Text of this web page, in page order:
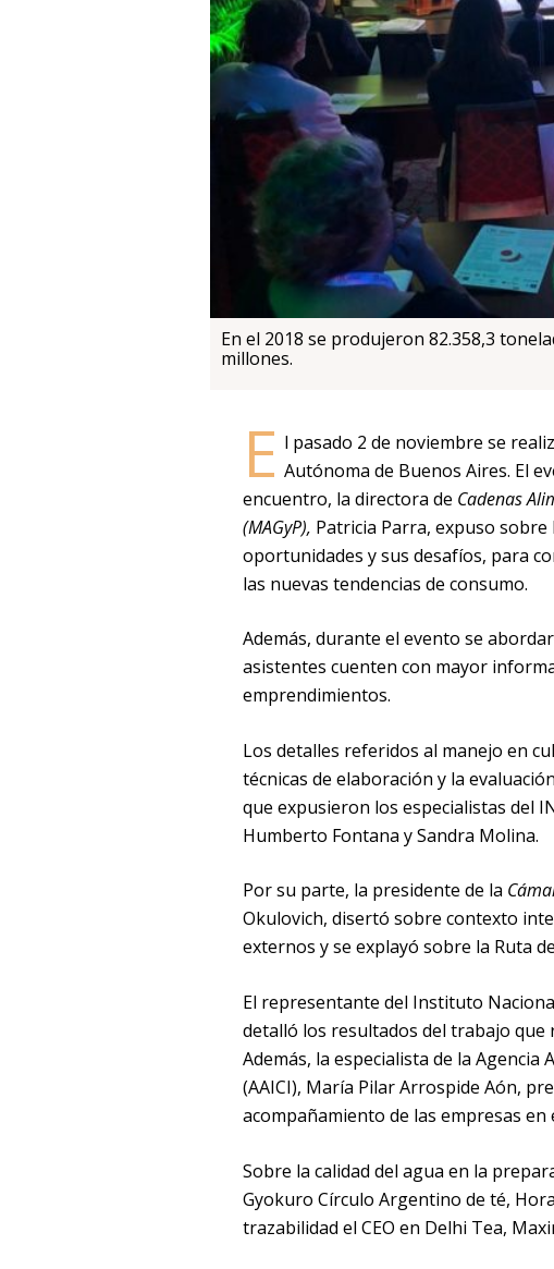
En el 2018 se produjeron 82.358,3
millones.
E l pasado 2 de noviembre se
Autónoma de Buenos Aires. El
encuentro, la directora de Cadenas
(MAGyP), Patricia Parra, expuso sobre
oportunidades y sus desafíos, para
las nuevas tendencias de consumo.
Además, durante el evento se
asistentes cuenten con mayor
emprendimientos.
Los detalles referidos al manejo en
técnicas de elaboración y la
que expusieron los especialistas del
Humberto Fontana y Sandra Molina.
Por su parte, la presidente de la
Okulovich, disertó sobre contexto
externos y se explayó sobre la Ruta
El representante del Instituto
detalló los resultados del trabajo
Además, la especialista de la
(AAICI), María Pilar Arrospide Aón,
acompañamiento de las empresas
Sobre la calidad del agua en la
Gyokuro Círculo Argentino de té,
trazabilidad el CEO en Delhi Tea,